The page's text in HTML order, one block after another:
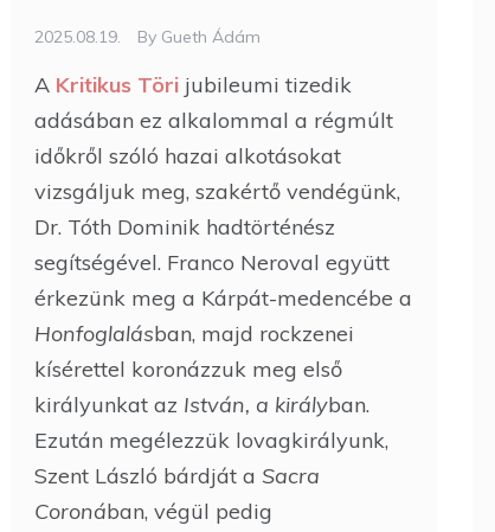
2025.08.19. By Gueth Ádám
A Kritikus Töri jubileumi tizedik
adásában ez alkalommal a régmúlt
időkről szóló hazai alkotásokat
vizsgáljuk meg, szakértő vendégünk,
Dr. Tóth Dominik hadtörténész
segítségével. Franco Neroval együtt
érkezünk meg a Kárpát-medencébe a
Honfoglalásban, majd rockzenei
kísérettel koronázzuk meg első
királyunkat az István, a királyban.
Ezután megélezzük lovagkirályunk,
Szent László bárdját a Sacra
Coronában, végül pedig